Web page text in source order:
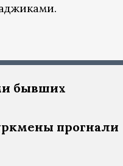
бывших
прогнали